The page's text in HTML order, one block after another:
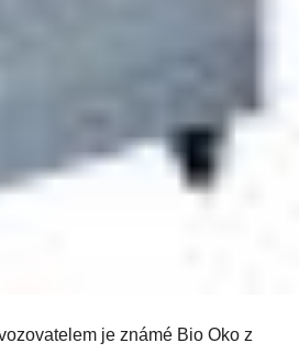
je známé Bio Oko z